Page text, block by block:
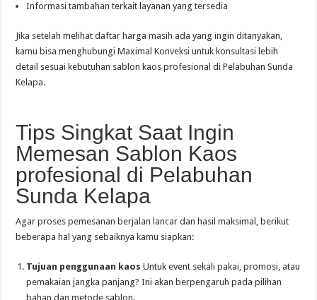
Informasi tambahan terkait layanan yang tersedia
Jika setelah melihat daftar harga masih ada yang ingin ditanyakan,
kamu bisa menghubungi Maximal Konveksi untuk konsultasi lebih
detail sesuai kebutuhan sablon kaos profesional di Pelabuhan Sunda
Kelapa.
Tips Singkat Saat Ingin
Memesan Sablon Kaos
profesional di Pelabuhan
Sunda Kelapa
Agar proses pemesanan berjalan lancar dan hasil maksimal, berikut
beberapa hal yang sebaiknya kamu siapkan:
Tujuan penggunaan kaos Untuk event sekali pakai, promosi, atau
pemakaian jangka panjang? Ini akan berpengaruh pada pilihan
bahan dan metode sablon.